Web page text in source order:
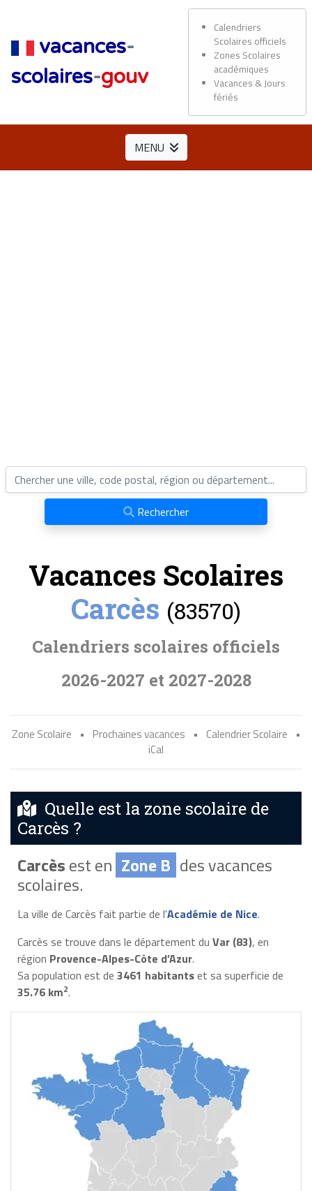
vacances-
scolaires-gouv
Calendriers
Scolaires officiels
Zones Scolaires
académiques
Vacances & Jours
fériés
MENU
Rechercher
Vacances Scolaires
Carcès (83570)
Calendriers scolaires officiels
2026-2027 et 2027-2028
Zone Scolaire • Prochaines vacances • Calendrier Scolaire
•
iCal
Quelle est la zone scolaire de
Carcès ?
Carcèsest en Zone B des vacances
scolaires.
La ville de Carcès fait partie de l'Académie de Nice.
Carcès se trouve dans le département du Var (83), en
région Provence-Alpes-Côte d’Azur.
Sa population est de 3461 habitantset sa superficie de
35.76 km2.